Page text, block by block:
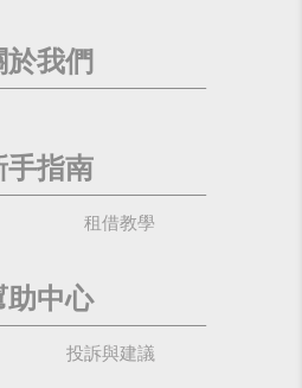
於我們
手指南
租借教學
助中心
投訴與建議